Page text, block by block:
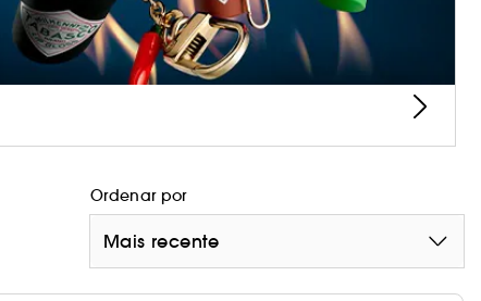
Ordenar por
Mais recente